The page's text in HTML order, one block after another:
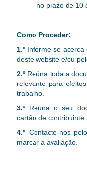
no prazo de 10
Como Proceder:
1.º Informe-se acerca
deste website e/ou
2.º Reúna toda a
relevante para
trabalho.
3.º Reúna o seu
cartão de contribuinte
4.º Contacte-nos
marcar a avaliação.